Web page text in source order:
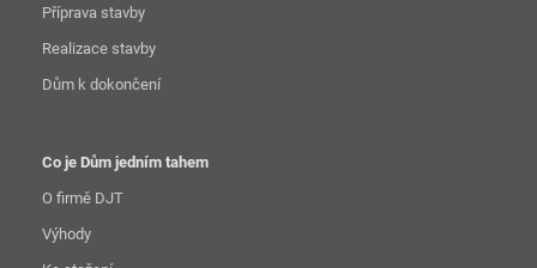
Příprava stavby
Realizace stavby
Dům k dokončení
Co je Dům jedním tahem
O firmě DJT
Výhody